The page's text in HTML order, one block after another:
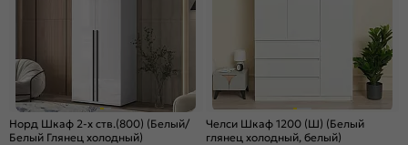
Норд Шкаф 2-х ств.(800) (Белый/
Белый Глянец холодный)
Челси Шкаф 1200 (Ш) (Белый
глянец холодный, белый)